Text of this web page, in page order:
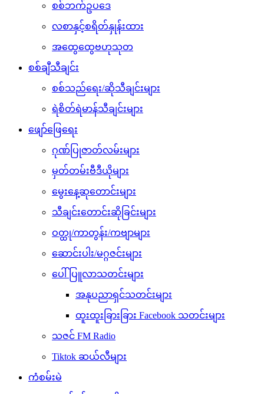
စစ်ဘက်ဥပဒေ
လစာနှင့်စရိတ်နှုန်းထား
အထွေထွေဗဟုသုတ
စစ်ချီသီချင်း
စစ်သည်ရေး/ဆိုသီချင်းများ
ရဲစိတ်ရဲမာန်သီချင်းများ
ဖျော်ဖြေရေး
ဂုဏ်ပြုဇာတ်လမ်းများ
မှတ်တမ်းဗီဒီယိုများ
မွေးနေ့ဆုတောင်းများ
သီချင်းတောင်းဆိုခြင်းများ
ဝတ္ထု/ကာတွန်း/ကဗျာများ
ဆောင်းပါး/မဂ္ဂဇင်းများ
ပေါ်ပြူလာသတင်းများ
အနုပညာရှင်သတင်းများ
ထူးထူးခြားခြား Facebook သတင်းများ
သဇင် FM Radio
Tiktok ဆယ်လီများ
ကံစမ်းမဲ